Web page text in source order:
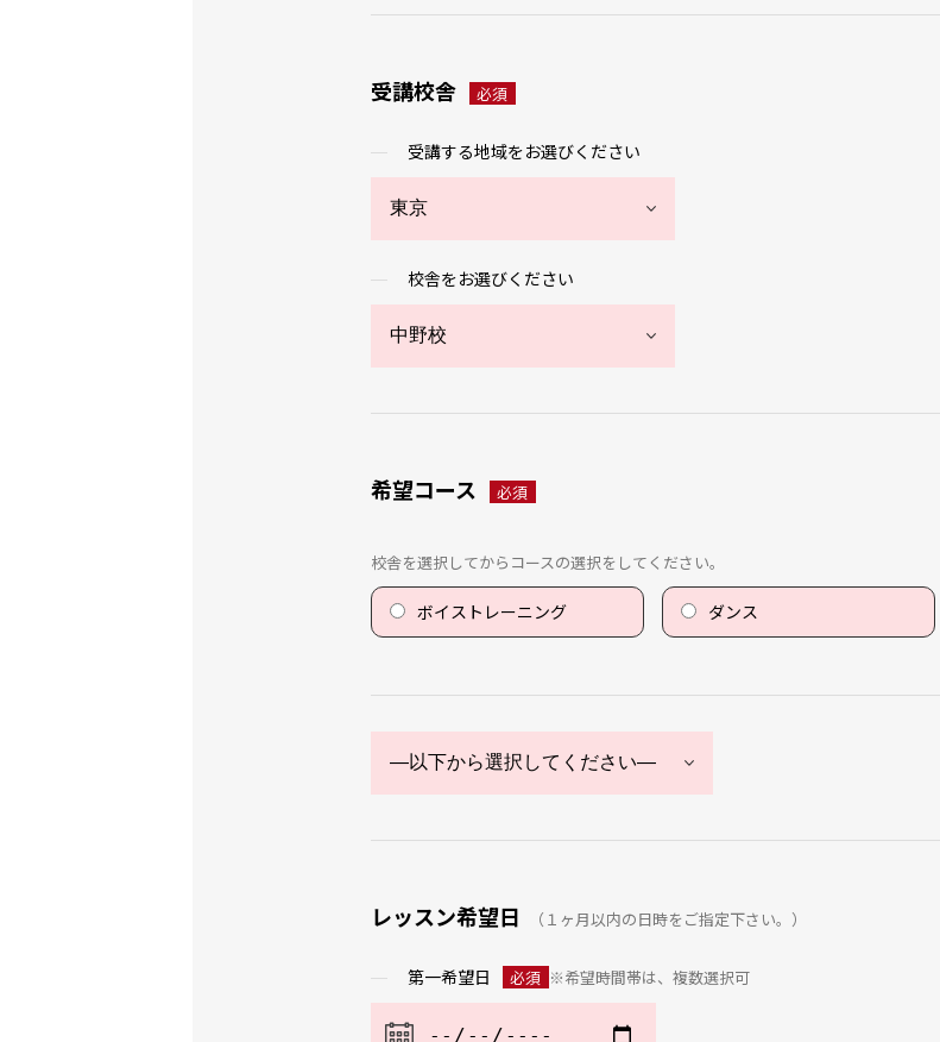
受講校舎 必須
受講する地域をお選びください
校舎をお選びください
希望コース 必須
校舎を選択してからコースの選択をしてください。
ボイストレーニング ダンス
レッスン希望日 （１ヶ月以内の日時をご指定下さい。）
第一希望日 必須 ※希望時間帯は、複数選択可